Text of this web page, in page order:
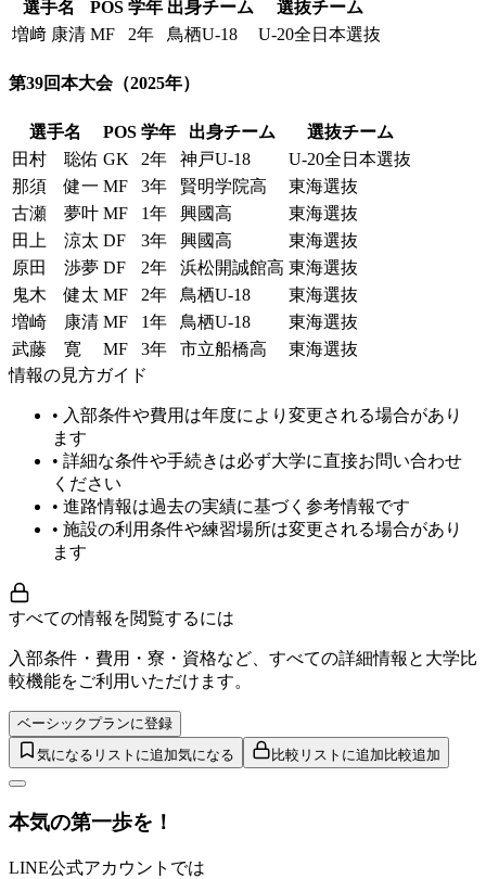
選手名 POS 学年 出身チーム
選抜チーム
増﨑 康清 MF 2年 鳥栖U-18 U-20全日本選抜
第39回本大会（2025年）
選手名 POS 学年 出身チーム
選抜チーム
田村 聡佑 GK 2年 神戸U-18
U-20全日本選抜
那須 健一 MF 3年 賢明学院高
東海選抜
古瀬 夢叶 MF 1年 興國高
東海選抜
田上 涼太 DF 3年 興國高
東海選抜
原田 渉夢 DF 2年 浜松開誠館高 東海選抜
鬼木 健太 MF 2年 鳥栖U-18
東海選抜
増崎 康清 MF 1年 鳥栖U-18
東海選抜
武藤 寛
MF 3年 市立船橋高
東海選抜
情報の見方ガイド
• 入部条件や費用は年度により変更される場合があり
ます
• 詳細な条件や手続きは必ず大学に直接お問い合わせ
ください
• 進路情報は過去の実績に基づく参考情報です
• 施設の利用条件や練習場所は変更される場合があり
ます
すべての情報を閲覧するには
入部条件・費用・寮・資格など、すべての詳細情報と大学比
較機能をご利用いただけます。
ベーシックプランに登録
気になるリストに追加気になる 比較リストに追加 比較追加
本気の第一歩を！
LINE公式アカウントでは